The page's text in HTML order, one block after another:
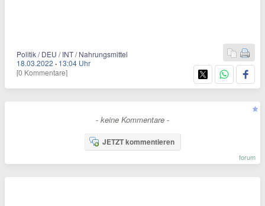
Politik / DEU / INT / Nahrungsmittel
18.03.2022 · 13:04 Uhr
[0 Kommentare]
- keine Kommentare -
JETZT kommentieren
forum